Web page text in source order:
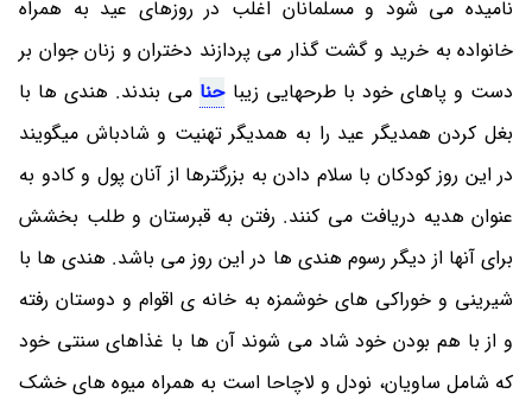
نامیده می شود و مسلمانان اغلب در روزهای عید به همراه
خانواده به خرید و گشت گذار می پردازند دختران و زنان جوان بر
دست و پاهای خود با طرحهایی زیباحنا می بندند. هندی ها با
بغل کردن همدیگر عید را به همدیگر تهنیت و شادباش میگویند
در این روز کودکان با سلام دادن به بزرگترها از آنان پول و کادو به
عنوان هدیه دریافت می کنند. رفتن به قبرستان و طلب بخشش
برای آنها از دیگر رسوم هندی ها در این روز می باشد. هندی ها با
شیرینی و خوراکی های خوشمزه به خانه ی اقوام و دوستان رفته
و از با هم بودن خود شاد می شوند آن ها با غذاهای سنتی خود
که شامل ساویان، نودل و لاچاحا است به همراه میوه های خشک